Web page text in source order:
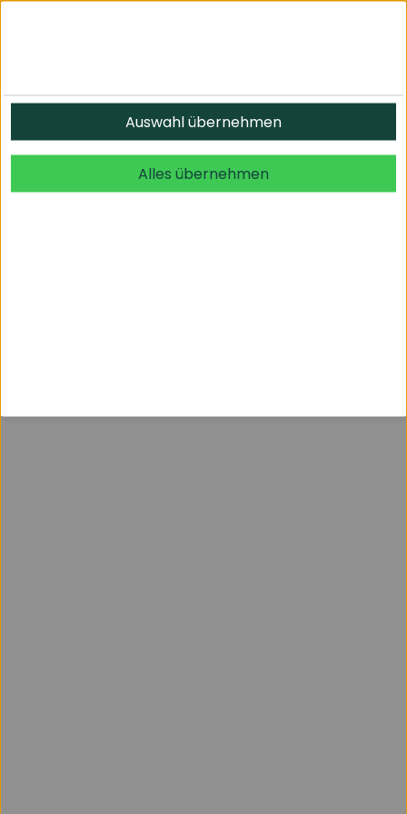
© 2026 undefined. alle Rechte vorbehalten.
Auswahl übernehmen
Alles übernehmen